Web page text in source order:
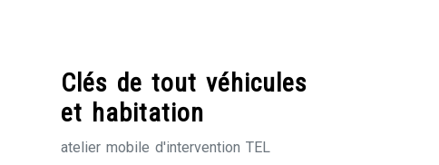
Clés de tout véhicules
et habitation
atelier mobile d'intervention TEL